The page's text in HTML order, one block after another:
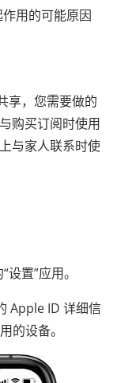
用的可能原因
享，您需要做的
购买订阅时使用
与家人联系时使
置”应用。
Apple ID 详细信
的设备。